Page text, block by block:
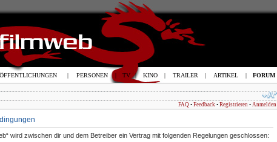
FAQ • Feedback • Registrieren • Anmelden
wird zwischen dir und dem Betreiber ein Vertrag mit folgenden Regelungen geschlossen:
| PERSONEN | TV | KINO | TRAILER | ARTIKEL | FORUM